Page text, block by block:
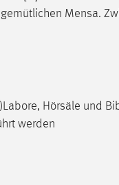
Mensa.
Hörsäle und
werden